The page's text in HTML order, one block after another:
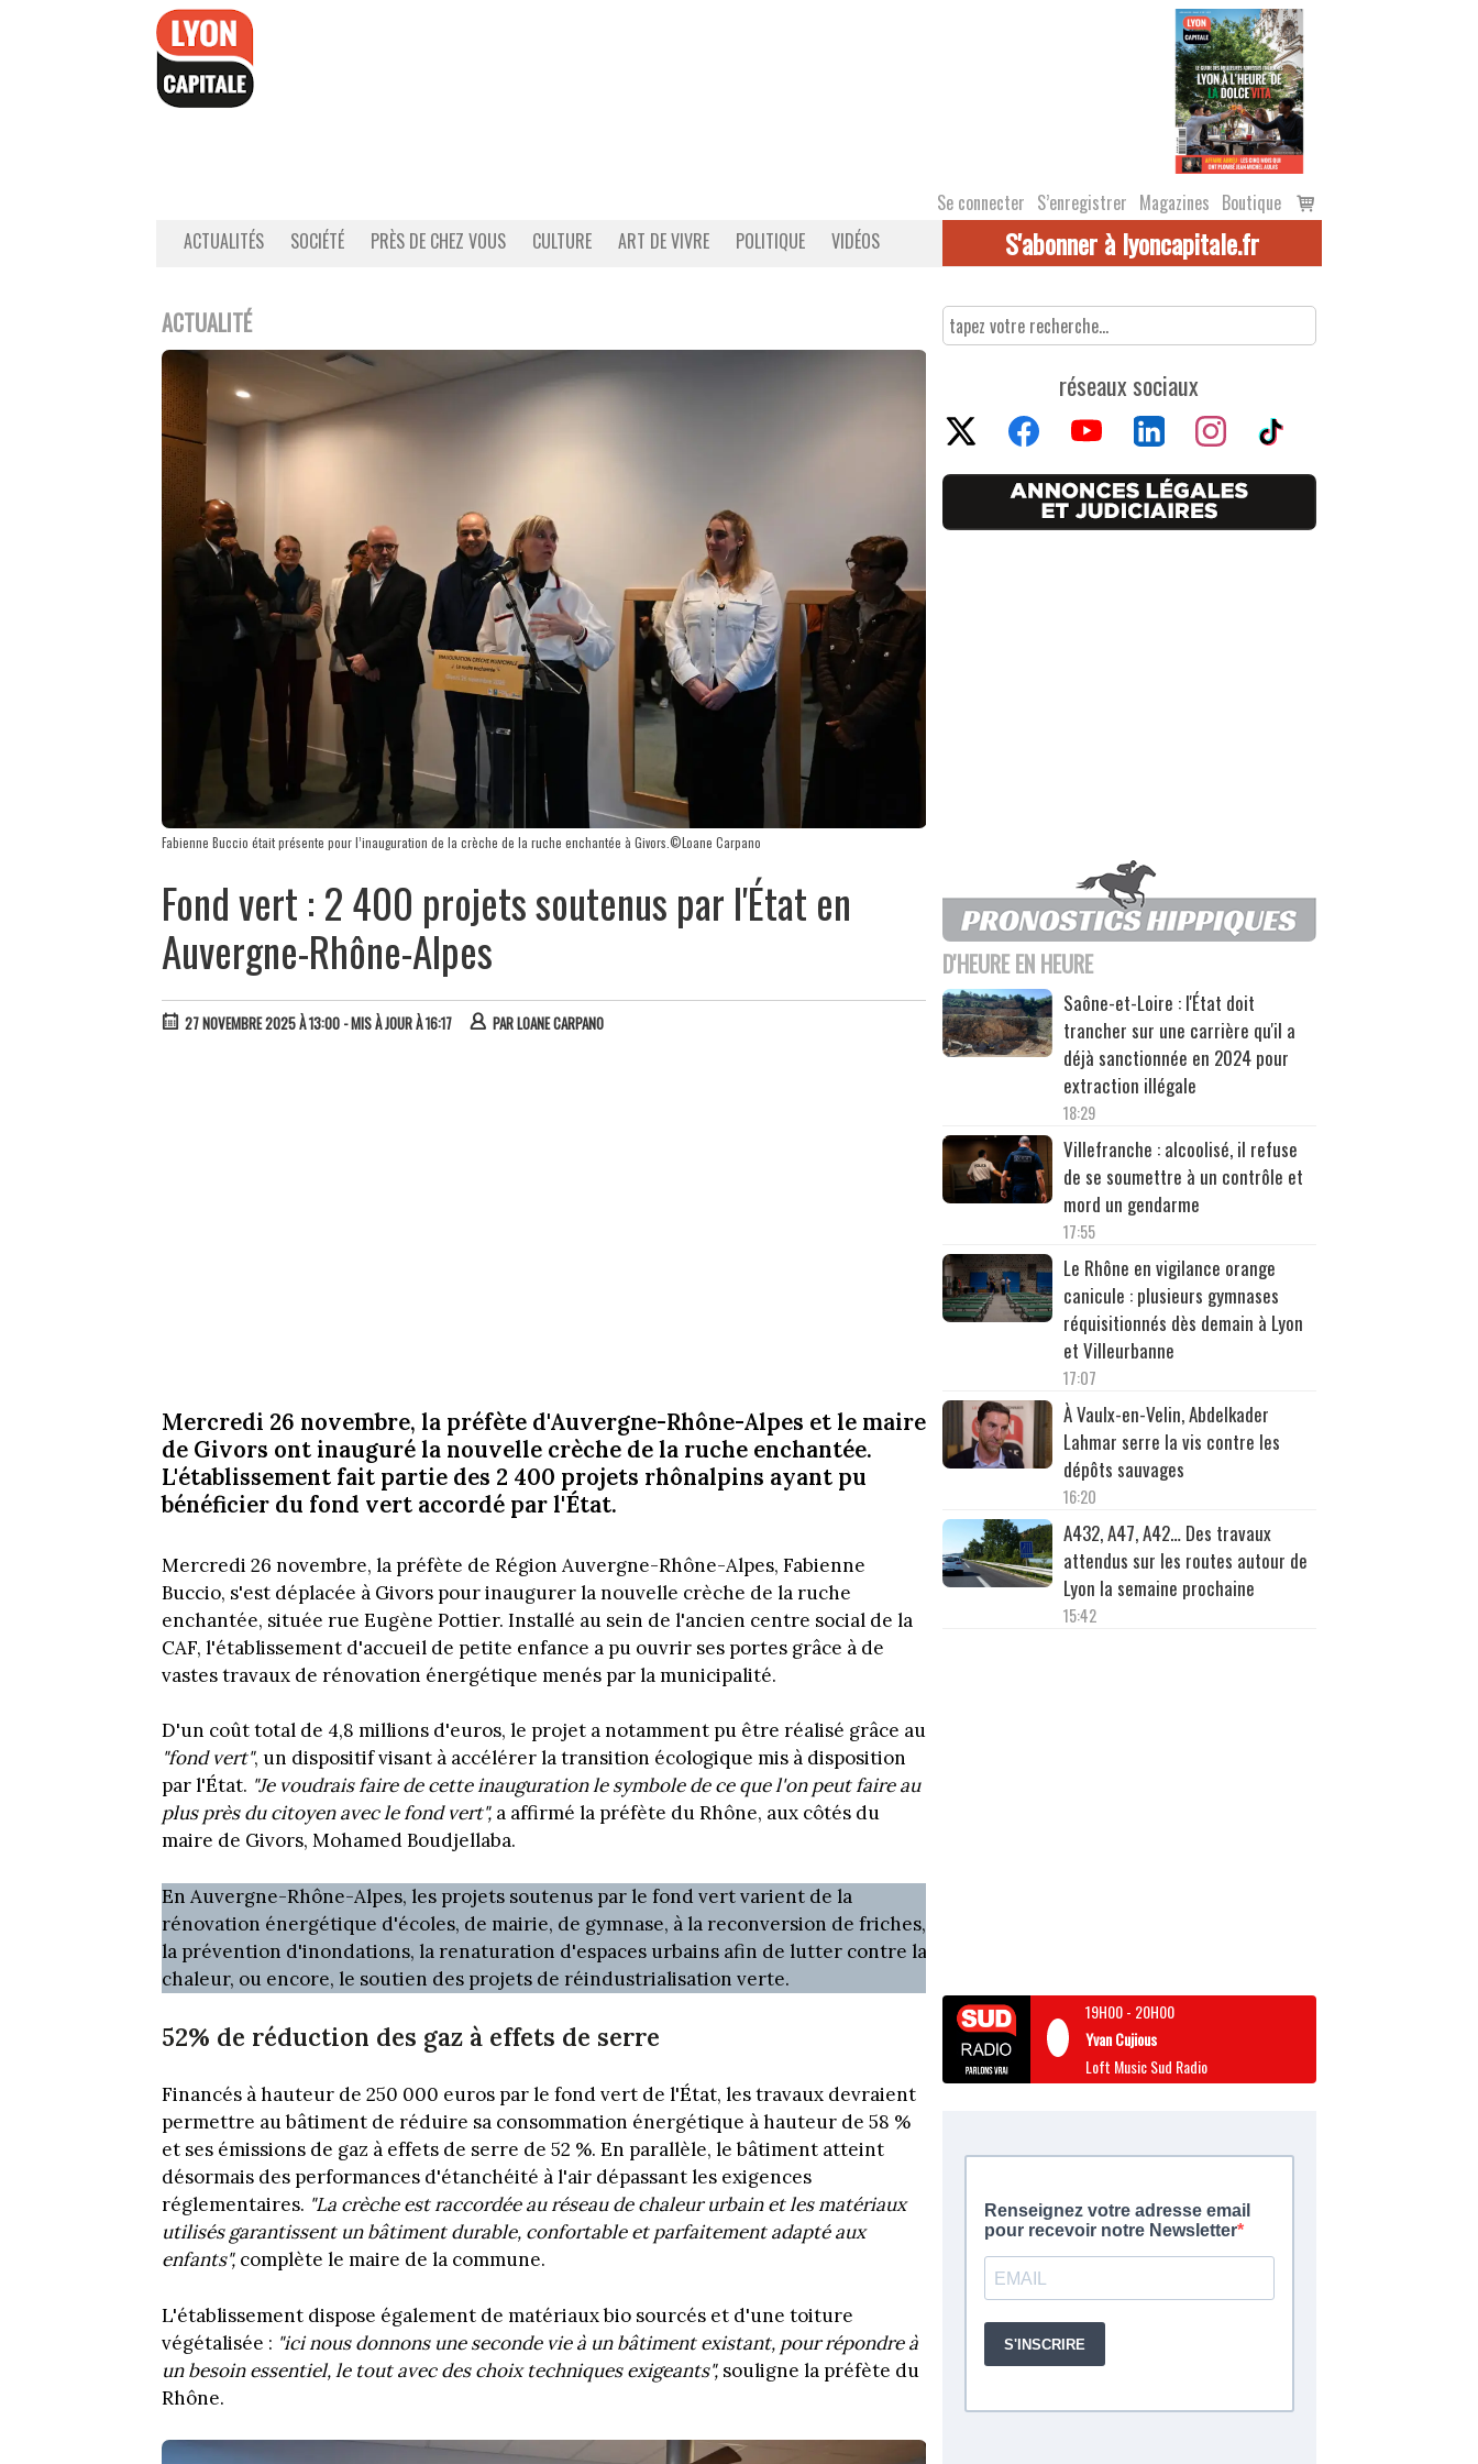
Se connecter S’enregistrer Magazines Boutique
Voir
le
ACTUALITÉS SOCIÉTÉ PRÈS DE CHEZ VOUS CULTURE ART DE VIVRE POLITIQUE VIDÉOS S'abonner à lyoncapitale.fr
ACTUALITÉ
Fabienne Buccio était présente pour l’inauguration de la crèche de la ruche enchantée à Givors.©Loane Carpano
Fond vert : 2 400 projets soutenus par l'État en
Auvergne-Rhône-Alpes
27 NOVEMBRE 2025 À 13:00 - MIS À JOUR À 16:17 PARLOANE CARPANO
Mercredi 26 novembre, la préfète d'Auvergne-Rhône-Alpes et le maire
de Givors ont inauguré la nouvelle crèche de la ruche enchantée.
L'établissement fait partie des 2 400 projets rhônalpins ayant pu
bénéficier du fond vert accordé par l'État.
Mercredi 26 novembre, la préfète de Région Auvergne-Rhône-Alpes, Fabienne
Buccio, s'est déplacée à Givors pour inaugurer la nouvelle crèche de la ruche
enchantée, située rue Eugène Pottier. Installé au sein de l'ancien centre social de la
CAF, l'établissement d'accueil de petite enfance a pu ouvrir ses portes grâce à de
vastes travaux de rénovation énergétique menés par la municipalité.
D'un coût total de 4,8 millions d'euros, le projet a notamment pu être réalisé grâce au
"fond vert", un dispositif visant à accélérer la transition écologique mis à disposition
par l'État. "Je voudrais faire de cette inauguration le symbole de ce que l'on peut faire au
plus près du citoyen avec le fond vert", a affirmé la préfète du Rhône, aux côtés du
maire de Givors, Mohamed Boudjellaba.
En Auvergne-Rhône-Alpes, les projets soutenus par le fond vert varient de la
rénovation énergétique d'écoles, de mairie, de gymnase, à la reconversion de friches,
la prévention d'inondations, la renaturation d'espaces urbains afin de lutter contre la
chaleur, ou encore, le soutien des projets de réindustrialisation verte.
52% de réduction des gaz à effets de serre
Financés à hauteur de 250 000 euros par le fond vert de l'État, les travaux devraient
permettre au bâtiment de réduire sa consommation énergétique à hauteur de 58 %
et ses émissions de gaz à effets de serre de 52 %. En parallèle, le bâtiment atteint
désormais des performances d'étanchéité à l'air dépassant les exigences
réglementaires. "La crèche est raccordée au réseau de chaleur urbain et les matériaux
utilisés garantissent un bâtiment durable, confortable et parfaitement adapté aux
enfants", complète le maire de la commune.
L'établissement dispose également de matériaux bio sourcés et d'une toiture
végétalisée : "ici nous donnons une seconde vie à un bâtiment existant, pour répondre à
un besoin essentiel, le tout avec des choix techniques exigeants", souligne la préfète du
Rhône.
réseaux sociaux
D'HEURE EN HEURE
Saône-et-Loire : l'État doit
trancher sur une carrière qu'il a
déjà sanctionnée en 2024 pour
extraction illégale
18:29
Villefranche : alcoolisé, il refuse
de se soumettre à un contrôle et
mord un gendarme
17:55
Le Rhône en vigilance orange
canicule : plusieurs gymnases
réquisitionnés dès demain à Lyon
et Villeurbanne
17:07
À Vaulx-en-Velin, Abdelkader
Lahmar serre la vis contre les
dépôts sauvages
16:20
A432, A47, A42… Des travaux
attendus sur les routes autour de
Lyon la semaine prochaine
15:42
19H00- 20H00
Yvan Cujious
Loft Music Sud Radio